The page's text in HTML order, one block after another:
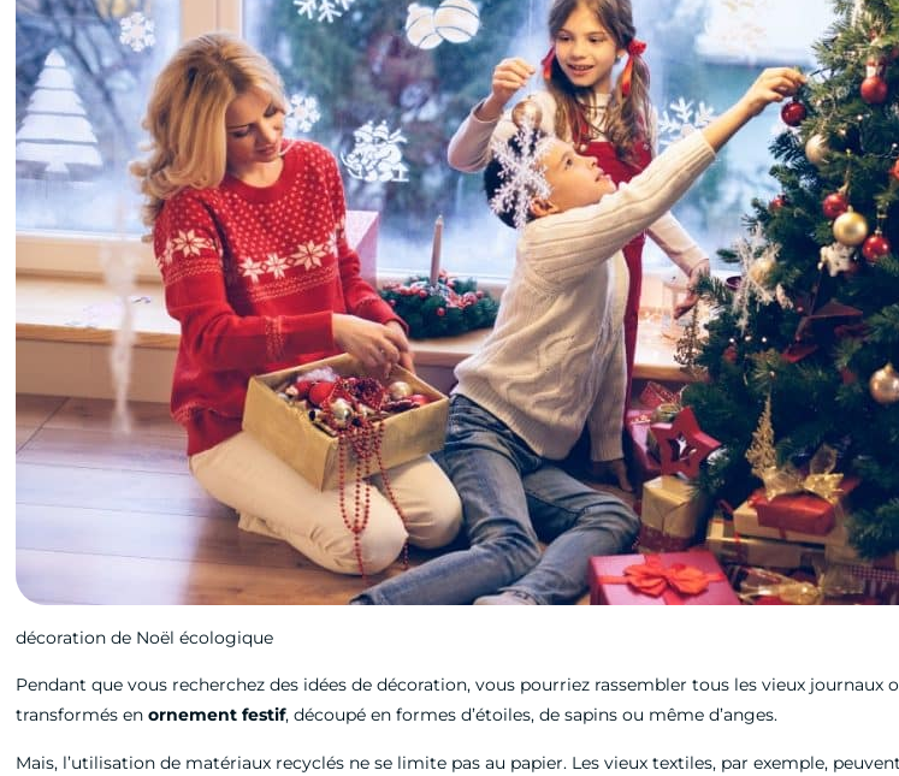
décoration de Noël écologique
Pendant que vous recherchez des idées de décoration, vous pourriez rassembler tous les vieux
transformés enornement festif, découpé en formes d’étoiles, de sapins ou même d’anges.
Mais, l’utilisation de matériaux recyclés ne se limite pas au papier. Les vieux textiles, par exemple,